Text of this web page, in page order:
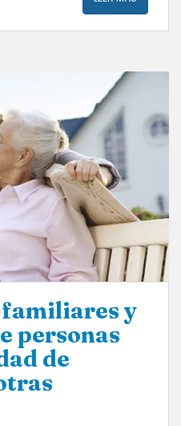
y
personas
de